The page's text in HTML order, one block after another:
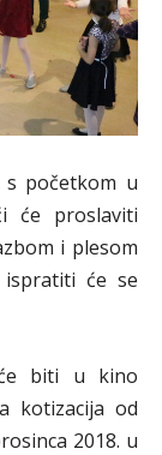
s početkom u
će proslaviti
i plesom
će se
će biti u kino
kotizacija od
2018. u